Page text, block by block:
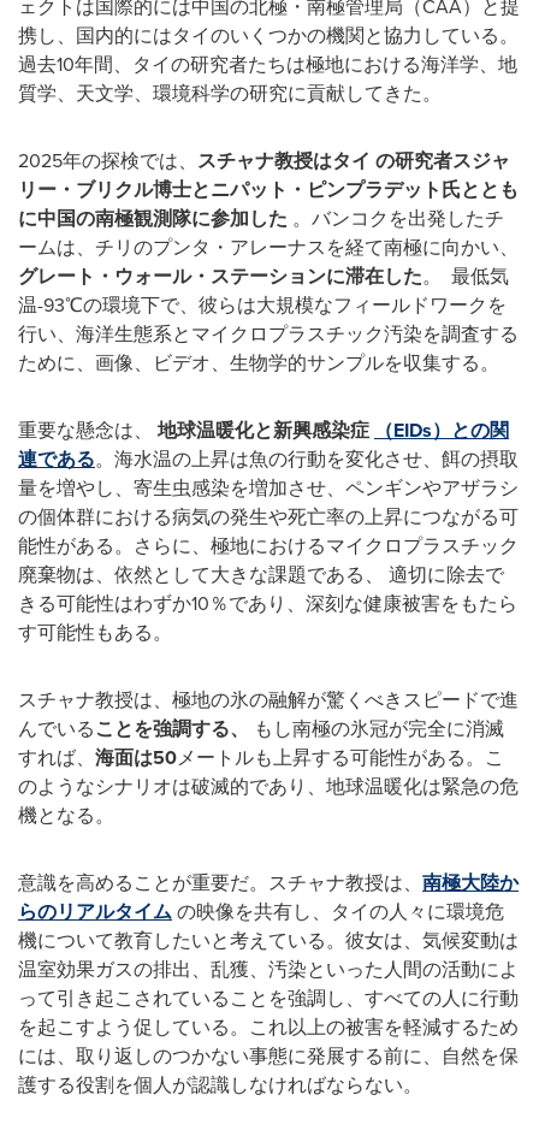
ェクトは国際的には中国の北極・南極管理局（CAA）と提
携し、国内的にはタイのいくつかの機関と協力している。
過去10年間、タイの研究者たちは極地における海洋学、地
質学、天文学、環境科学の研究に貢献してきた。
2025年の探検では、 スチャナ教授はタイ の研究者スジャ
リー・ブリクル博士とニパット・ピンプラデット氏ととも
に中国の南極観測隊に参加した 。バンコクを出発したチ
ームは、チリのプンタ・アレーナスを経て南極に向かい、
グレート・ウォール・ステーションに滞在した。 最低気
温-93℃の環境下で、彼らは大規模なフィールドワークを
行い、海洋生態系とマイクロプラスチック汚染を調査する
ために、画像、ビデオ、生物学的サンプルを収集する。
重要な懸念は、 地球温暖化と新興感染症
（EIDs）との関
連である。海水温の上昇は魚の行動を変化させ、餌の摂取
量を増やし、寄生虫感染を増加させ、ペンギンやアザラシ
の個体群における病気の発生や死亡率の上昇につながる可
能性がある。さらに、極地におけるマイクロプラスチック
廃棄物は、依然として大きな課題である、 適切に除去で
きる可能性はわずか10％であり、深刻な健康被害をもたら
す可能性もある。
スチャナ教授は、極地の氷の融解が驚くべきスピードで進
んでいることを強調する、
もし南極の氷冠が完全に消滅
すれば、 海面は50メートルも上昇する可能性がある。こ
のようなシナリオは破滅的であり、地球温暖化は緊急の危
機となる。
意識を高めることが重要だ。スチャナ教授は、 南極大陸か
らのリアルタイムの映像を共有し、タイの人々に環境危
機について教育したいと考えている。彼女は、気候変動は
温室効果ガスの排出、乱獲、汚染といった人間の活動によ
って引き起こされていることを強調し、すべての人に行動
を起こすよう促している。これ以上の被害を軽減するため
には、取り返しのつかない事態に発展する前に、自然を保
護する役割を個人が認識しなければならない。